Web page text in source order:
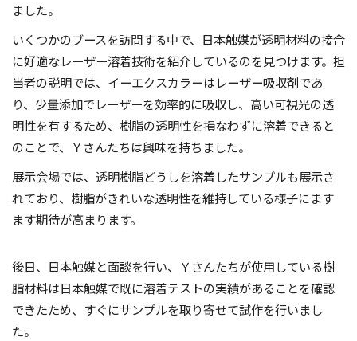
ました。
いくつかのブースを訪問する中で、日本触媒が透明材料の接合
に好適なレーザー溶着技術を紹介しているのを見つけます。担
当者の説明では、イーエクスカラーはレーザー吸収剤であ
り、少量添加でレーザーを効率的に吸収し、高い可視光の透
明性を有するため、樹脂の透明性を損なわずに溶着できると
のことで、Ｙさんたちは興味を持ちました。
展示会場では、透明樹脂どうしを溶着したサンプルも展示さ
れており、樹脂がきれいな透明性を維持している様子にます
ます期待が高まります。
後日、日本触媒と面談を行い、Ｙさんたちが使用している樹
脂材料は日本触媒で既に溶着テストの実績があることを確認
できたため、すぐにサンプルを取り寄せて試作を行いまし
た。